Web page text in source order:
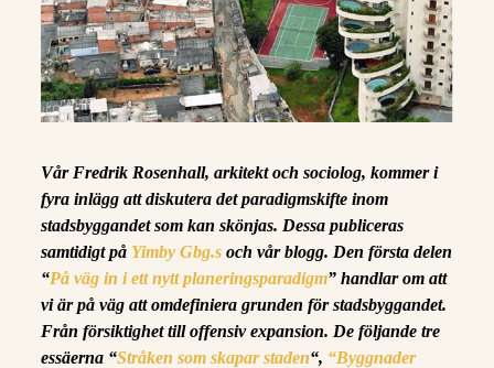
Vår Fredrik Rosenhall, arkitekt och sociolog, kommer i
fyra inlägg att diskutera det paradigmskifte inom
stadsbyggandet som kan skönjas. Dessa publiceras
samtidigt på Yimby Gbg.s och vår blogg. Den första delen
“På väg in i ett nytt planeringsparadigm” handlar om att
vi är på väg att omdefiniera grunden för stadsbyggandet.
Från försiktighet till offensiv expansion. De följande tre
essäerna “Stråken som skapar staden“, “Byggnader